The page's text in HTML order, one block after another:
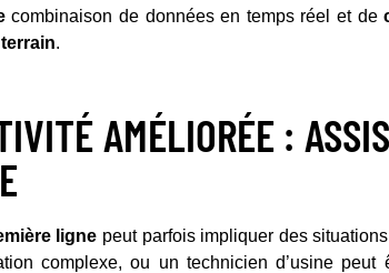
combinaison de données en temps réel et de
.
AMÉLIORÉE :
ligne peut parfois impliquer des
complexe, ou un technicien d’usine